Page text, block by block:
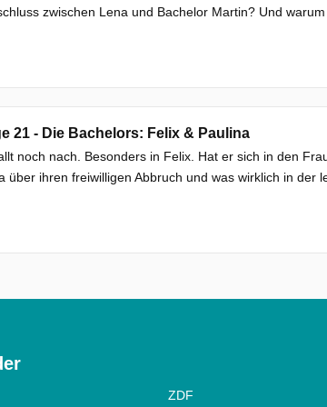
zwischen Lena und Bachelor Martin? Und
21 - Die Bachelors: Felix & Paulina
noch nach. Besonders in Felix. Hat er sich in den
über ihren freiwilligen Abbruch und was wirklich in der
ZDF